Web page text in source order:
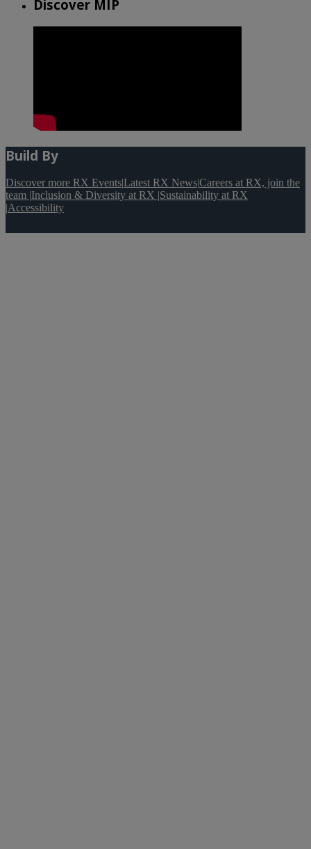
Discover MIP
Build By
Discover more RX Events|Latest RX News|Careers at RX, join the
team |Inclusion & Diversity at RX |Sustainability at RX
|Accessibility